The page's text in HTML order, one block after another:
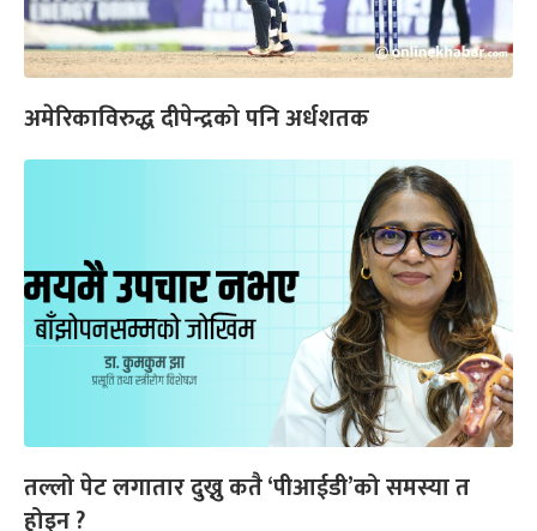
अमेरिकाविरुद्ध दीपेन्द्रको पनि अर्धशतक
तल्लो पेट लगातार दुख्नु कतै ‘पीआईडी’को समस्या त
होइन ?